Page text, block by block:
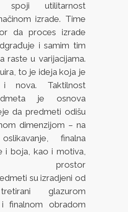
utilitarnost
izrade. Time
da proces izrade
i samim tim
raste u varijacijama.
to je ideja koja je
nova. Taktilnost
je osnova
da predmeti odišu
dimenzijom – na
finalna
i boja, kao i motiva,
prostor
su izradjeni od
glazurom
finalnom obradom